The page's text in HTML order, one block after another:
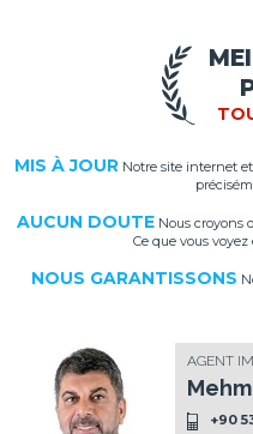
MIS À JOUR Notre site internet
AUCUN DOUTE Nous croyons
Ce que vous
NOUS GARANTISSONS
AGENT
+90